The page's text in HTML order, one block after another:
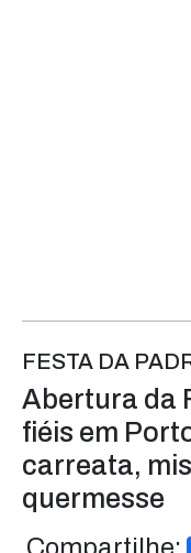
FESTA DA
Abertura da
fiéis em
carreata,
quermesse